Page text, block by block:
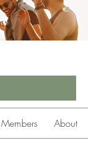
Members About